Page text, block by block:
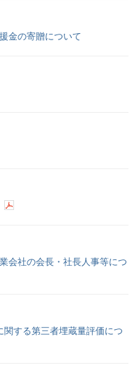
金の寄贈について
会社の会長・社長人事等につ
する第三者埋蔵量評価につ